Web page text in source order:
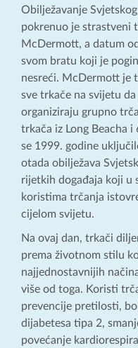
Obilježavanje
pokrenuo je strastveni
McDermott, a datum
svom bratu koji je
nesreći. McDermott je
sve trkače na svijetu
organiziraju grupno
trkača iz Long Beacha
se 1999. godine
otada obilježava
rijetkih događaja koji u
koristima trčanja
cijelom svijetu.
Na ovaj dan, trkači
prema životnom stilu
najjednostavnijih
više od toga. Koristi
prevencije pretilosti,
dijabetesa tipa 2,
povećanje